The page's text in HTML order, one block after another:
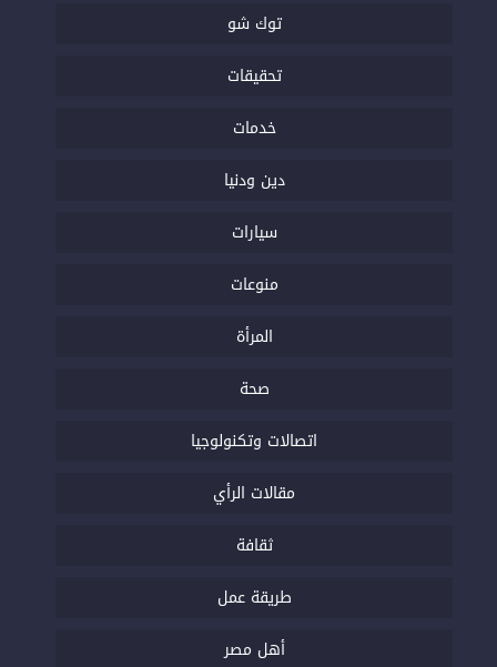
توك شو
تحقيقات
خدمات
دين ودنيا
سيارات
منوعات
المرأة
صحة
اتصالات وتكنولوجيا
مقالات الرأي
ثقافة
طريقة عمل
أهل مصر